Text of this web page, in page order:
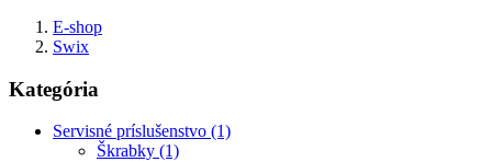
E-shop
Swix
Kategória
Servisné príslušenstvo (1)
Škrabky (1)